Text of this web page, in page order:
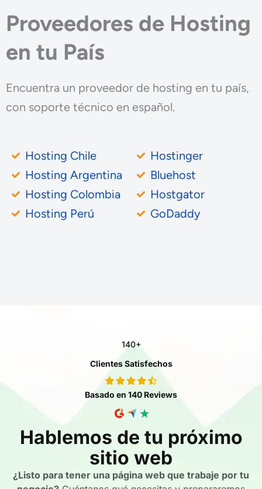
Proveedores de Hosting
en tu País
Encuentra un proveedor de hosting en tu país,
con soporte técnico en español.
Hosting Chile
Hosting Argentina
Hosting Colombia
Hosting Perú
Hostinger
Bluehost
Hostgator
GoDaddy
140+
Clientes Satisfechos
Basado en 140 Reviews
Hablemos de tu próximo
sitio web
¿Listo para tener una página web que trabaje por tu